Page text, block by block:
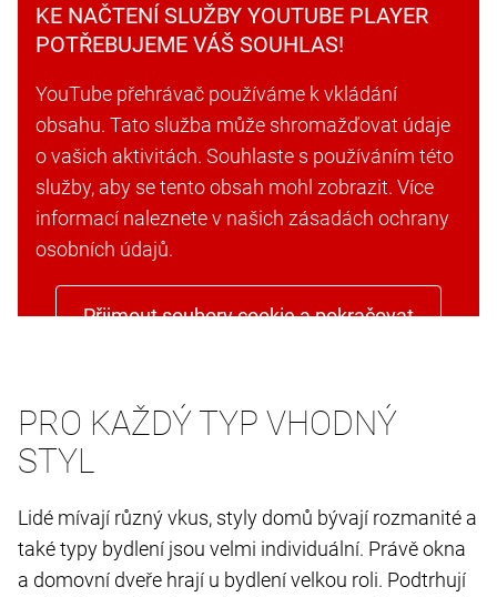
KE NAČTENÍ SLUŽBY YOUTUBE PLAYER
POTŘEBUJEME VÁŠ SOUHLAS!
YouTube přehrávač používáme k vkládání
obsahu. Tato služba může shromažďovat údaje
o vašich aktivitách. Souhlaste s používáním této
služby, aby se tento obsah mohl zobrazit. Více
informací naleznete v našich zásadách ochrany
osobních údajů.
Přijmout soubory cookie a pokračovat
PRO KAŽDÝ TYP VHODNÝ
STYL
Lidé mívají různý vkus, styly domů bývají rozmanité a
také typy bydlení jsou velmi individuální. Právě okna
a domovní dveře hrají u bydlení velkou roli. Podtrhují